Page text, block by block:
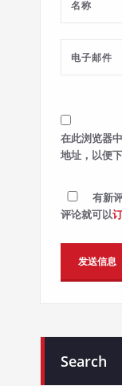
在此浏览器
地址，以便
有新
评论就可以
Search